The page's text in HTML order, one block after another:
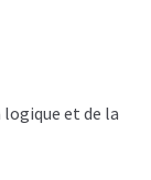
logique et de la